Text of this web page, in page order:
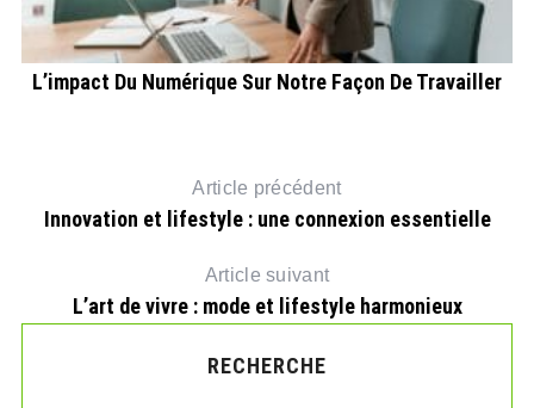
L’impact Du Numérique Sur Notre Façon De Travailler
Article précédent
Innovation et lifestyle : une connexion essentielle
Article suivant
L’art de vivre : mode et lifestyle harmonieux
RECHERCHE